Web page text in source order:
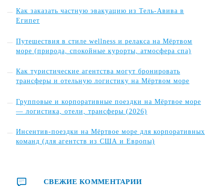
Как заказать частную эвакуацию из Тель-Авива в
Египет
Путешествия в стиле wellness и релакса на Мёртвом
море (природа, спокойные курорты, атмосфера спа)
Как туристические агентства могут бронировать
трансферы и отельную логистику на Мёртвом море
Групповые и корпоративные поездки на Мёртвое море
— логистика, отели, трансферы (2026)
Инсентив-поездки на Мёртвое море для корпоративных
команд (для агентств из США и Европы)
СВЕЖИЕ КОММЕНТАРИИ